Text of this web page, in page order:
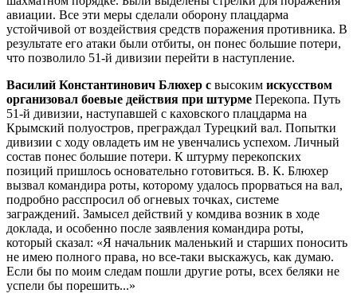
авиации. Все эти меры сделали оборону плацдарма
устойчивой от воздействия средств поражения противника. В
результате его атаки были отбиты, он понес большие потери,
что позволило 51-й дивизии перейти в наступление.
Василий Константинович Блюхер с высоким искусством
организовал боевые действия при штурме Перекопа. Путь
51-й дивизии, наступавшей с каховского плацдарма на
Крымский полуостров, преграждал Турецкий вал. Попытки
дивизии с ходу овладеть им не увенчались успехом. Личный
состав понес большие потери. К штурму перекопских
позиций пришлось основательно готовиться. В. К. Блюхер
вызвал командира роты, которому удалось прорваться на вал,
подробно расспросил об огневых точках, системе
заграждений. Замысел действий у комдива возник в ходе
доклада, и особенно после заявления командира роты,
который сказал: «Я начальник маленький и старших поносить
не имею полного права, но все-таки выскажусь, как думаю.
Если бы по моим следам пошли другие роты, всех беляки не
успели бы порешить...»